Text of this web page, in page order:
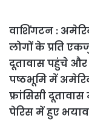
वाशिंगटन :
लोगों के प्रति
दूतावास पहुंचे
पष्ठभूमि में
फ्रांसिसी
पेरिस में हुए